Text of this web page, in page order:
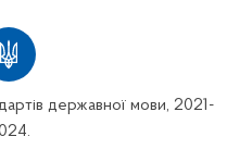
державної мови, 2021-